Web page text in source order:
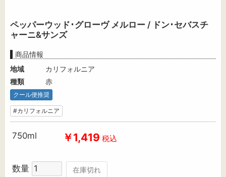
ペッパーウッド･グローヴ メルロー / ドン･セバスチ
ャーニ&サンズ
商品情報
地域
カリフォルニア
種類
赤
クール便推奨
#カリフォルニア
750ml ￥1,419 税込
数量 在庫切れ